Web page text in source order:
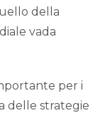
della
vada
per i
delle strategie